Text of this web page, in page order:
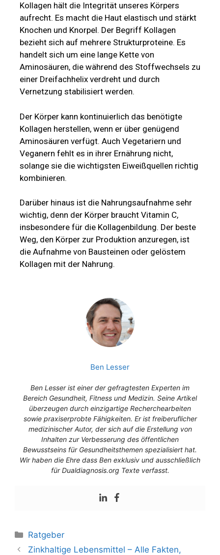
Kollagen hält die Integrität unseres Körpers
aufrecht. Es macht die Haut elastisch und stärkt
Knochen und Knorpel. Der Begriff Kollagen
bezieht sich auf mehrere Strukturproteine. Es
handelt sich um eine lange Kette von
Aminosäuren, die während des Stoffwechsels zu
einer Dreifachhelix verdreht und durch
Vernetzung stabilisiert werden.
Der Körper kann kontinuierlich das benötigte
Kollagen herstellen, wenn er über genügend
Aminosäuren verfügt. Auch Vegetariern und
Veganern fehlt es in ihrer Ernährung nicht,
solange sie die wichtigsten Eiweißquellen richtig
kombinieren.
Darüber hinaus ist die Nahrungsaufnahme sehr
wichtig, denn der Körper braucht Vitamin C,
insbesondere für die Kollagenbildung. Der beste
Weg, den Körper zur Produktion anzuregen, ist
die Aufnahme von Bausteinen oder gelöstem
Kollagen mit der Nahrung.
Ben Lesser
Ben Lesser ist einer der gefragtesten Experten im
Bereich Gesundheit, Fitness und Medizin. Seine Artikel
überzeugen durch einzigartige Recherchearbeiten
sowie praxiserprobte Fähigkeiten. Er ist freiberuflicher
medizinischer Autor, der sich auf die Erstellung von
Inhalten zur Verbesserung des öffentlichen
Bewusstseins für Gesundheitsthemen spezialisiert hat.
Wir haben die Ehre dass Ben exklusiv und ausschließlich
für Dualdiagnosis.org Texte verfasst.
Ratgeber
Zinkhaltige Lebensmittel – Alle Fakten,